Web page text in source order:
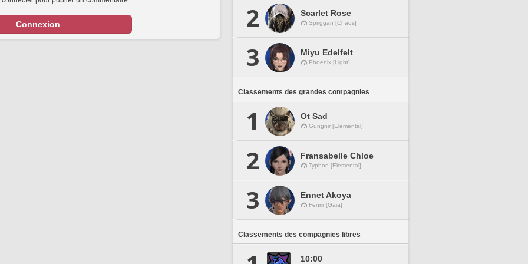
Connexion 2 Scarlet Rose
Spriggan [Chaos]
3 Miyu Edelfelt
Phoenix [Light]
Classements des grandes compagnies
1 Ot Sad
Gungnir [Elemental]
2 Fransabelle Chloe
Typhon [Elemental]
3 Ennet Akoya
Fenrir [Gaia]
Classements des compagnies libres
10:00